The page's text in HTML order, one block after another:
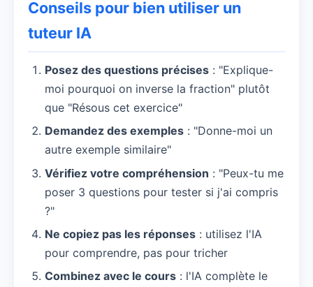
Conseils pour bien utiliser un
tuteur IA
Posez des questions précises : "Explique-
moi pourquoi on inverse la fraction" plutôt
que "Résous cet exercice"
Demandez des exemples : "Donne-moi un
autre exemple similaire"
Vérifiez votre compréhension : "Peux-tu me
poser 3 questions pour tester si j'ai compris
?"
Ne copiez pas les réponses : utilisez l'IA
pour comprendre, pas pour tricher
Combinez avec le cours : l'IA complète le